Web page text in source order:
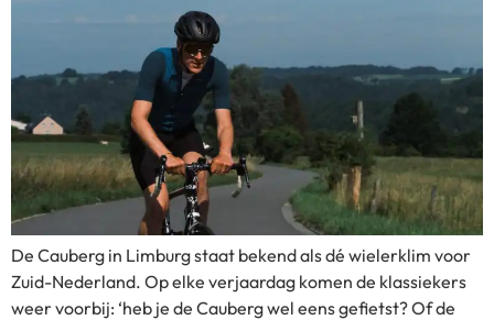
De Cauberg in Limburg staat bekend als dé wielerklim voor
Zuid-Nederland. Op elke verjaardag komen de klassiekers
weer voorbij: ‘heb je de Cauberg wel eens gefietst? Of de